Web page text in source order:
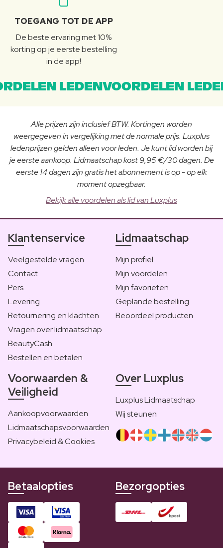
TOEGANG TOT DE APP
De beste ervaring met 10%
korting op je eerste bestelling
in de app!
LEDENVOORDELEN
Alle prijzen zijn inclusief BTW. Kortingen worden
weergegeven in vergelijking met de normale prijs. Luxplus
ledenprijzen gelden alleen voor leden. Je kunt lid worden bij
je eerste aankoop. Lidmaatschap kost 9,95 €/30 dagen. De
eerste 14 dagen zijn gratis het abonnement is op - op elk
moment opzegbaar.
Bekijk alle voordelen als lid van Luxplus
Klantenservice
Veelgestelde vragen
Contact
Pers
Levering
Retournering en klachten
Vragen over lidmaatschap
BeautyCash
Bestellen en betalen
Lidmaatschap
Mijn profiel
Mijn voordelen
Mijn favorieten
Geplande bestelling
Beoordeel producten
Voorwaarden &
Veiligheid
Aankoopvoorwaarden
Lidmaatschapsvoorwaarden
Privacybeleid & Cookies
Over Luxplus
Luxplus Lidmaatschap
Wij steunen
Betaalopties Bezorgopties